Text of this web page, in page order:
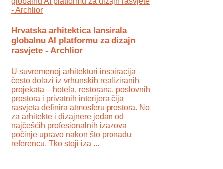
Hrvatska arhitektica lansirala
globalnu AI platformu za dizajn
rasvjete - Archlior
U suvremenoj arhitekturi inspiracija
često dolazi iz vrhunskih realiziranih
projekata – hotela, restorana, poslovnih
prostora i privatnih interijera čija
rasvjeta definira atmosferu prostora. No
za arhitekte i dizajnere jedan od
najčešćih profesionalnih izazova
počinje upravo nakon što pronađu
referencu. Tko stoji iza ...